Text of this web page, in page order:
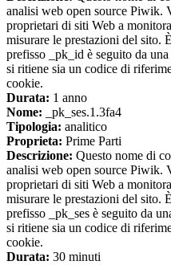
analisi web open source Piwik.
proprietari di siti Web a
misurare le prestazioni del sito.
prefisso _pk_id è seguito da
si ritiene sia un codice di
cookie.
Durata: 1 anno
Nome: _pk_ses.1.3fa4
Tipologia: analitico
Proprieta: Prime Parti
Descrizione: Questo nome di
analisi web open source Piwik.
proprietari di siti Web a
misurare le prestazioni del sito.
prefisso _pk_ses è seguito da
si ritiene sia un codice di
cookie.
Durata: 30 minuti